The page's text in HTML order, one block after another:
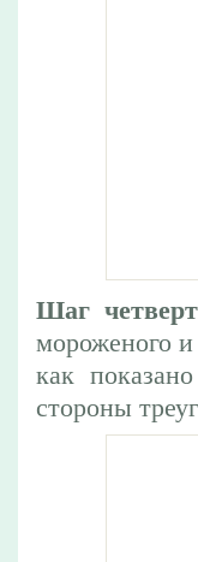
Шаг
мороженого
как
стороны